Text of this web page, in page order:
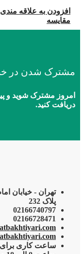
افزودن به علاقه
مقایسه
مشترک شدن در
امروز مشترک شوید و
دریافت کنید.
تهران - خیابان
پلاک 232
02166740797
02166728471
ساعت کاری برای